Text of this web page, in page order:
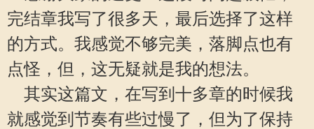
完结章我写了很多天，最后选择了这样
的方式。我感觉不够完美，落脚点也有
点怪，但，这无疑就是我的想法。
其实这篇文，在写到十多章的时候我
就感觉到节奏有些过慢了，但为了保持